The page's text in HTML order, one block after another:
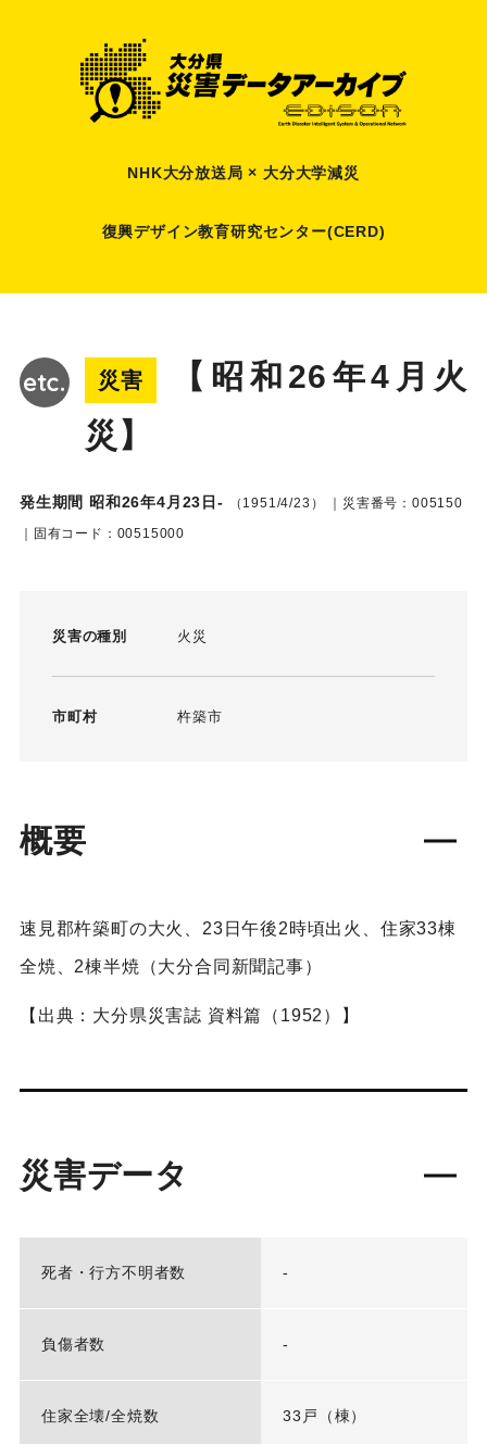
NHK大分放送局 × 大分大学減災
復興デザイン教育研究センター(CERD)
災害
【昭和26年4月火
災】
発生期間 昭和26年4月23日- （1951/4/23）
｜災害番号：005150
｜固有コード：00515000
災害の種別 火災
市町村 杵築市
概要
速見郡杵築町の大火、23日午後2時頃出火、住家33棟
全焼、2棟半焼（大分合同新聞記事）
【出典：大分県災害誌 資料篇（1952）】
災害データ
死者・行方不明者数 -
負傷者数 -
住家全壊/全焼数 33戸（棟）